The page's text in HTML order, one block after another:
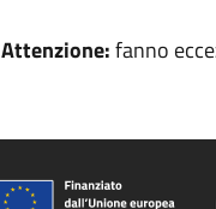
Attenzione:fanno